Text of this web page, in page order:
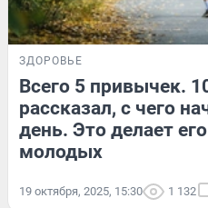
ЗДОРОВЬЕ
Всего 5 привычек.
рассказал, с чего
день. Это делает
молодых
19 октября, 2025, 15:30 1 132